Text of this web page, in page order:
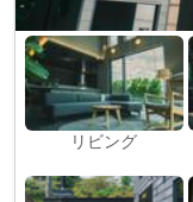
リビング